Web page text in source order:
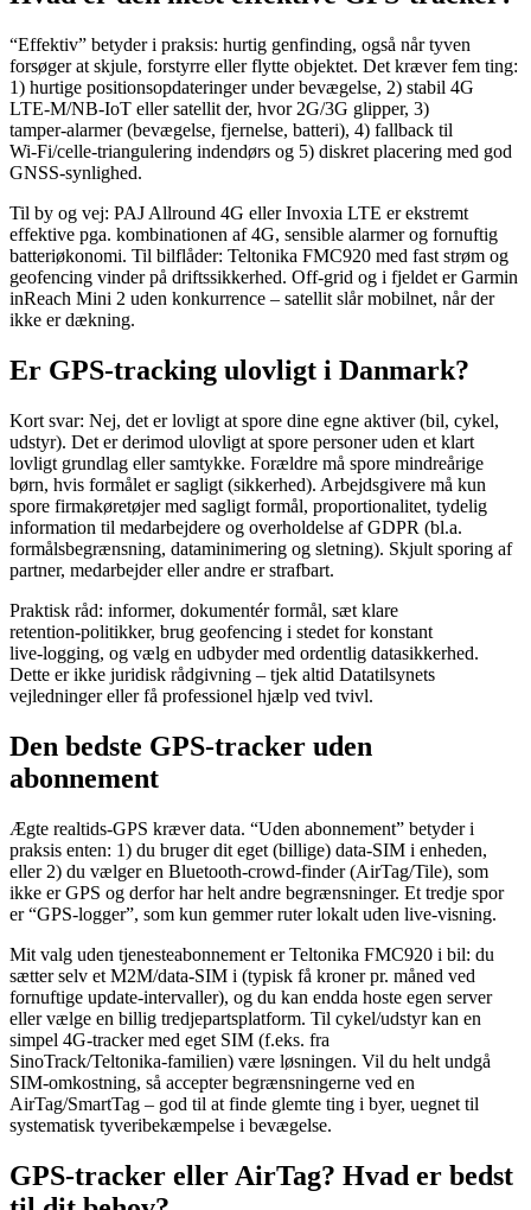
“Effektiv” betyder i praksis: hurtig genfinding, også når tyven
forsøger at skjule, forstyrre eller flytte objektet. Det kræver fem ting:
1) hurtige positionsopdateringer under bevægelse, 2) stabil 4G
LTE‑M/NB‑IoT eller satellit der, hvor 2G/3G glipper, 3)
tamper‑alarmer (bevægelse, fjernelse, batteri), 4) fallback til
Wi‑Fi/celle‑triangulering indendørs og 5) diskret placering med god
GNSS‑synlighed.
Til by og vej: PAJ Allround 4G eller Invoxia LTE er ekstremt
effektive pga. kombinationen af 4G, sensible alarmer og fornuftig
batteriøkonomi. Til bilflåder: Teltonika FMC920 med fast strøm og
geofencing vinder på driftssikkerhed. Off‑grid og i fjeldet er Garmin
inReach Mini 2 uden konkurrence – satellit slår mobilnet, når der
ikke er dækning.
Er GPS‑tracking ulovligt i Danmark?
Kort svar: Nej, det er lovligt at spore dine egne aktiver (bil, cykel,
udstyr). Det er derimod ulovligt at spore personer uden et klart
lovligt grundlag eller samtykke. Forældre må spore mindreårige
børn, hvis formålet er sagligt (sikkerhed). Arbejdsgivere må kun
spore firmakøretøjer med sagligt formål, proportionalitet, tydelig
information til medarbejdere og overholdelse af GDPR (bl.a.
formålsbegrænsning, dataminimering og sletning). Skjult sporing af
partner, medarbejder eller andre er strafbart.
Praktisk råd: informer, dokumentér formål, sæt klare
retention‑politikker, brug geofencing i stedet for konstant
live‑logging, og vælg en udbyder med ordentlig datasikkerhed.
Dette er ikke juridisk rådgivning – tjek altid Datatilsynets
vejledninger eller få professionel hjælp ved tvivl.
Den bedste GPS‑tracker uden
abonnement
Ægte realtids‑GPS kræver data. “Uden abonnement” betyder i
praksis enten: 1) du bruger dit eget (billige) data‑SIM i enheden,
eller 2) du vælger en Bluetooth‑crowd‑finder (AirTag/Tile), som
ikke er GPS og derfor har helt andre begrænsninger. Et tredje spor
er “GPS‑logger”, som kun gemmer ruter lokalt uden live‑visning.
Mit valg uden tjenesteabonnement er Teltonika FMC920 i bil: du
sætter selv et M2M/data‑SIM i (typisk få kroner pr. måned ved
fornuftige update‑intervaller), og du kan endda hoste egen server
eller vælge en billig tredjepartsplatform. Til cykel/udstyr kan en
simpel 4G‑tracker med eget SIM (f.eks. fra
SinoTrack/Teltonika‑familien) være løsningen. Vil du helt undgå
SIM‑omkostning, så accepter begrænsningerne ved en
AirTag/SmartTag – god til at finde glemte ting i byer, uegnet til
systematisk tyveribekæmpelse i bevægelse.
GPS‑tracker eller AirTag? Hvad er bedst